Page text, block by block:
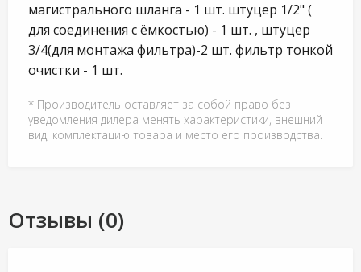
магистрального шланга - 1 шт. штуцер 1/2" (
для соединения с ёмкостью) - 1 шт. , штуцер
3/4(для монтажа фильтра)-2 шт. фильтр тонкой
очистки - 1 шт.
* Производитель оставляет за собой право без
уведомления дилера менять характеристики, внешний
вид, комплектацию товара и место его производства.
Отзывы (0)